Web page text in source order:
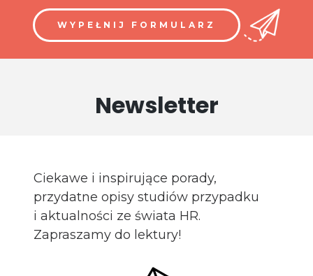
WYPEŁNIJ FORMULARZ
Newsletter
Ciekawe i inspirujące porady,
przydatne opisy studiów przypadku
i aktualności ze świata HR.
Zapraszamy do lektury!